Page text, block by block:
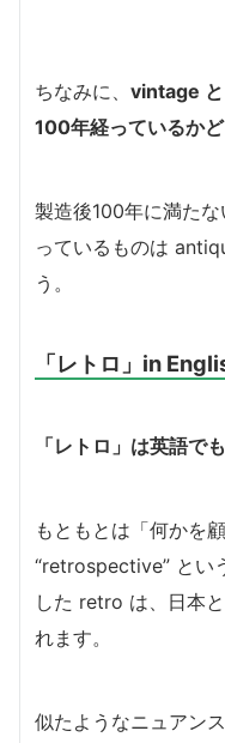
ちなみに、 vintage
100年経っているかど
製造後100年に満た
っているものは
う。
「レトロ」in
「レトロ」は英語で
もともとは「何かを
“retrospective” とい
した retro は、日本
れます。
似たようなニュアン